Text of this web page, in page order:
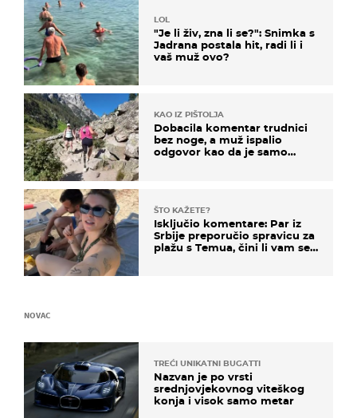
LOL
"Je li živ, zna li se?": Snimka s
Jadrana postala hit, radi li i
vaš muž ovo?
KAO IZ PIŠTOLJA
Dobacila komentar trudnici
bez noge, a muž ispalio
odgovor kao da je samo
ŠTO KAŽETE?
Isključio komentare: Par iz
Srbije preporučio spravicu za
plažu s Temua, čini li vam se
NOVAC
TREĆI UNIKATNI BUGATTI
Nazvan je po vrsti
srednjovjekovnog viteškog
konja i visok samo metar